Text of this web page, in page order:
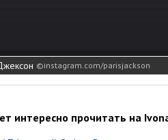
instagram.com/parisjackson
интересно прочитать на